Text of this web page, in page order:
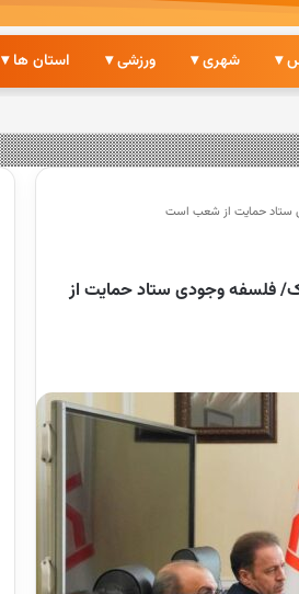
▾ شهری ▾ ورزشی ▾ استان ها ▾
ستاد حمایت از شعب است
فلسفه وجودی ستاد حمایت از